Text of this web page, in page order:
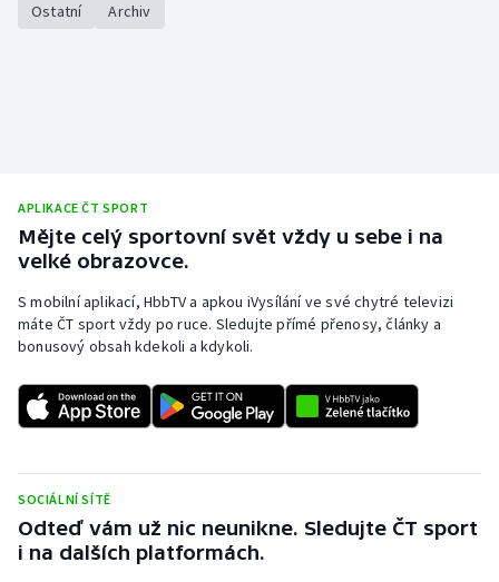
Rychlostní kanoistika
Short track
Sportovní střelba
Triatlon
Veslování
Vodní slalom
Ostatní Archiv
APLIKACE ČT SPORT
Mějte celý sportovní svět vždy u sebe i na
velké obrazovce.
S mobilní aplikací, HbbTV a apkou iVysílání ve své chytré televizi
máte ČT sport vždy po ruce. Sledujte přímé přenosy, články a
bonusový obsah kdekoli a kdykoli.
SOCIÁLNÍ SÍTĚ
Odteď vám už nic neunikne. Sledujte ČT sport
i na dalších platformách.